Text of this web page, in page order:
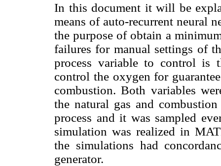
In this document it will be
means of auto-recurrent neural
the purpose of obtain a
failures for manual settings of
process variable to control is
control the oxygen for
combustion. Both variables
the natural gas and
process and it was sampled
simulation was realized in
the simulations had
generator.